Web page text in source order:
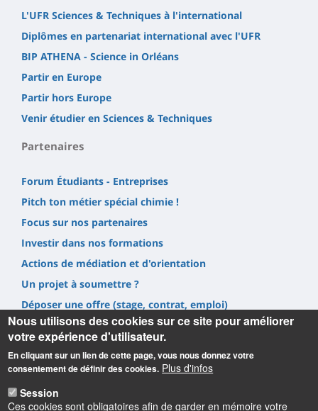
L'UFR Sciences & Techniques à l'international
Diplômes en partenariat international avec l'UFR
BIP ATHENA - Science in Orléans
Partir en Europe
Partir hors Europe
Venir étudier en Sciences & Techniques
Partenaires
Forum Étudiants - Entreprises
Pitch ton métier spécial chimie !
Focus sur nos partenaires
Investir dans nos formations
Actions de médiation et d'orientation
Un projet à soumettre ?
Déposer une offre (stage, contrat, emploi)
Prestations
Nous utilisons des cookies sur ce site pour améliorer
votre expérience d'utilisateur.
En cliquant sur un lien de cette page, vous nous donnez votre
consentement de définir des cookies. Plus d'infos
Session
Ces cookies sont obligatoires afin de garder en mémoire votre